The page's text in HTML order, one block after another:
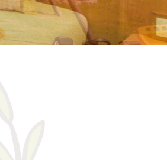
0500
01310086
Ferien 0512
Salzburg 0138
Salzburg 0052